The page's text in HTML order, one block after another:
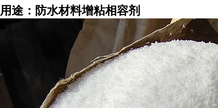
用途：防水材料增粘相容剂